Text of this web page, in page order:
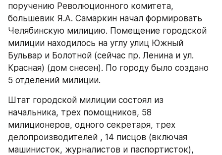
поручению Революционного комитета,
большевик Я.А. Самаркин начал формировать
Челябинскую милицию. Помещение городской
милиции находилось на углу улиц Южный
Бульвар и Болотной (сейчас пр. Ленина и ул.
Красная) (дом снесен). По городу было создано
5 отделений милиции.
Штат городской милиции состоял из
начальника, трех помощников, 58
милиционеров, одного секретаря, трех
делопроизводителей , 14 писцов (включая
машинисток, журналистов и паспортисток),